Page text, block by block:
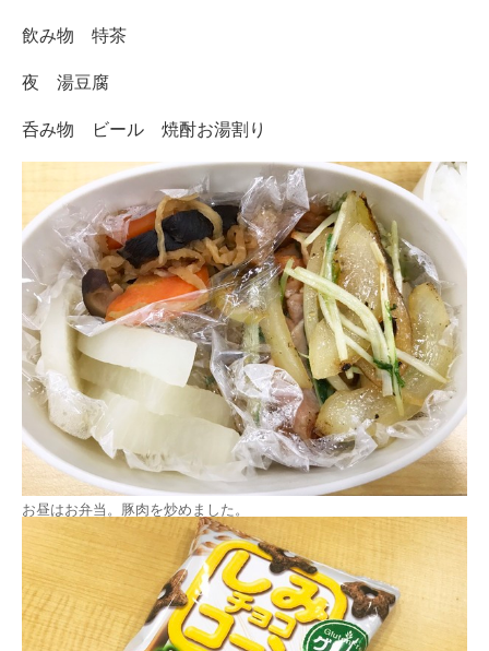
飲み物 特茶
夜 湯豆腐
呑み物 ビール 焼酎お湯割り
お昼はお弁当。豚肉を炒めました。